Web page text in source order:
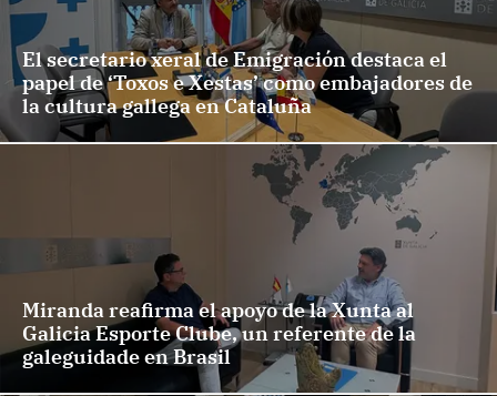
El secretario xeral de Emigración destaca el
papel de ‘Toxos e Xestas’ como embajadores de
la cultura gallega en Cataluña
Miranda reafirma el apoyo de la Xunta al
Galicia Esporte Clube, un referente de la
galeguidade en Brasil